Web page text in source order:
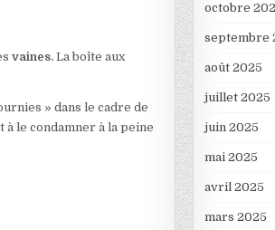
vaines. La boîte aux
» dans le cadre de
le condamner à la peine
octobre
septembre
août 2025
juillet 2025
juin 2025
mai 2025
avril 2025
mars 2025